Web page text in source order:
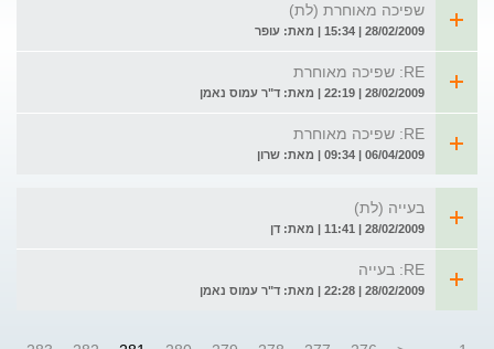
שפיכה מאוחרת (לת)
28/02/2009 | 15:34 | מאת: עופר
RE: שפיכה מאוחרת
28/02/2009 | 22:19 | מאת: ד"ר עמוס נאמן
RE: שפיכה מאוחרת
06/04/2009 | 09:34 | מאת: שרון
בעייה (לת)
28/02/2009 | 11:41 | מאת: דן
RE: בעייה
28/02/2009 | 22:28 | מאת: ד"ר עמוס נאמן